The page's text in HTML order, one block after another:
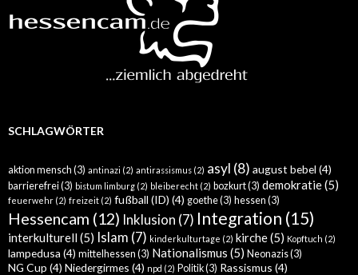
SCHLAGWÖRTER
aktion mensch (3) antinazi (2) antirassismus (2) asyl (8) august bebel (4)
barrierefrei(3) bistum limburg (2) bleiberecht (2) bozkurt(3) demokratie(5)
feuerwehr (2) freizeit (2) fußball (ID) (4) goethe(3) hessen (3)
Hessencam (12) Inklusion (7) Integration (15)
interkulturell(5) Islam (7) kinderkulturtage (2) kirche(5) Kopftuch (2)
lampedusa (4) mittelhessen (3) Nationalismus (5) Neonazis(3)
NG Cup (4) Niedergirmes (4) npd (2) Politik(3) Rassismus (4)